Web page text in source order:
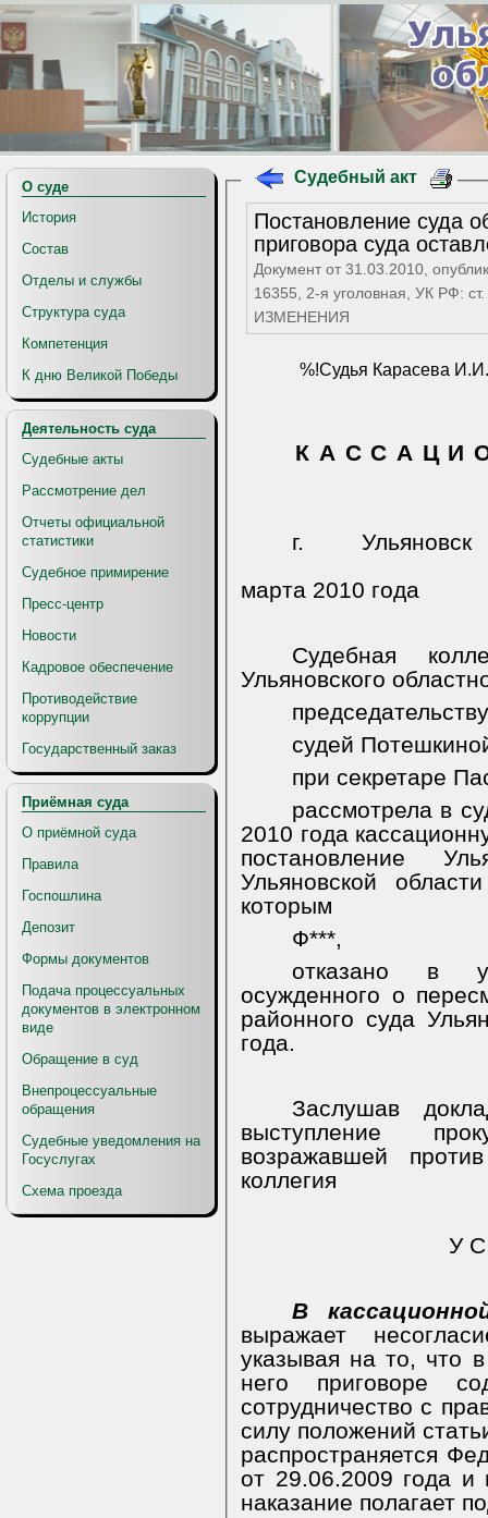
О суде
История
Состав
Отделы и службы
Структура суда
Компетенция
К дню Великой Победы
Деятельность суда
Судебные акты
Рассмотрение дел
Отчеты официальной
статистики
Судебное примирение
Пресс-центр
Новости
Кадровое обеспечение
Противодействие
коррупции
Государственный заказ
Приёмная суда
О приёмной суда
Правила
Госпошлина
Депозит
Формы документов
Подача процессуальных
документов в электронном
виде
Обращение в суд
Внепроцессуальные
обращения
Судебные уведомления на
Госуслугах
Схема проезда
Судебный акт
Постановление суда
приговора суда
Документ от 31.03.2010,
16355, 2-я уголовная, УК РФ:
ИЗМЕНЕНИЯ
%!Судья Карасева И.И.
К А С С А Ц И
г.
марта 2010 года
Судебная
Ульяновского
судей
при секретаре
рассмотрела в
2010 года
постановление
Ульяновской
которым
Ф***,
отказано в
осужденного о
районного суда
года.
Заслушав
выступление
возражавшей
коллегия
У
В
выражает
указывая на то, что
него приговоре
сотрудничество с
силу положений
распространяется
от 29.06.2009 года и
наказание полагает